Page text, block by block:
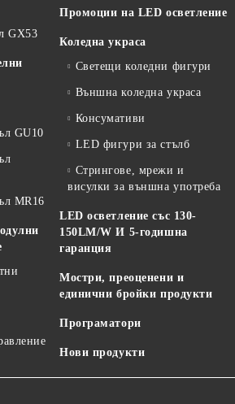
GX53
GU10
MR16
Промоции на LED осветление
Коледна украса
Светещи коледни фигури
Външна коледна украса
Консумативи
LED фигури за стълб
Стрингове, мрежи и
висулки за външна употреба
LED осветление със 130-
150LM/W И 5-годишна
гаранция
Мостри, преоценени и
единични бройки продукти
Програматори
Нови продукти